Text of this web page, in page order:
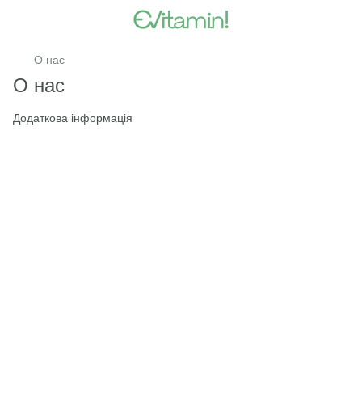
О нас
О нас
Додаткова інформація